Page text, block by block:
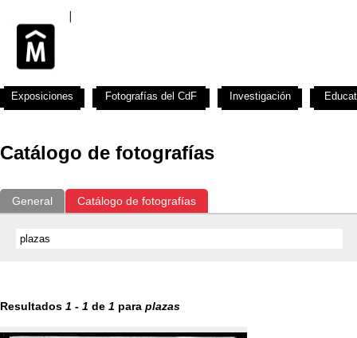
Catálogo de fotografías
General Catálogo de fotografías
Resultados 1 - 1 de 1 para plazas
Exposiciones Fotografías del CdF Investigación